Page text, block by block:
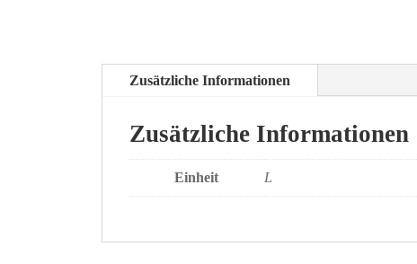
Zusätzliche Informationen
Zusätzliche Informationen
Einheit L